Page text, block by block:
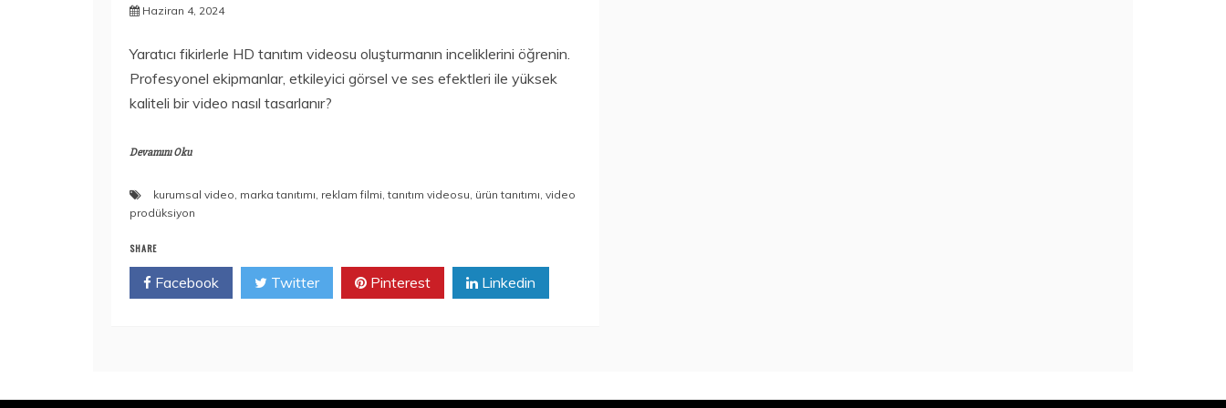
Haziran 4, 2024
Yaratıcı fikirlerle HD tanıtım videosu oluşturmanın inceliklerini öğrenin.
Profesyonel ekipmanlar, etkileyici görsel ve ses efektleri ile yüksek
kaliteli bir video nasıl tasarlanır?
Devamını Oku
kurumsal video marka tanıtımı reklam filmi ,tanıtım videosu ürün tanıtımı video
prodüksiyon
SHARE
Facebook Twitter Pinterest Linkedin